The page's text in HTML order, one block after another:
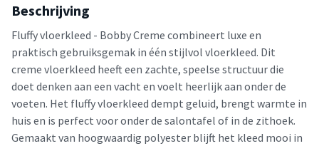
Beschrijving
Fluffy vloerkleed - Bobby Creme combineert luxe en
praktisch gebruiksgemak in één stijlvol vloerkleed. Dit
creme vloerkleed heeft een zachte, speelse structuur die
doet denken aan een vacht en voelt heerlijk aan onder de
voeten. Het fluffy vloerkleed dempt geluid, brengt warmte in
huis en is perfect voor onder de salontafel of in de zithoek.
Gemaakt van hoogwaardig polyester blijft het kleed mooi in